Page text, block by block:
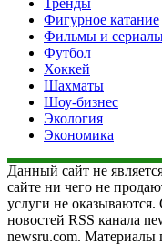
Фигурное катание
Фильмы и
Футбол
Хоккей
Шахматы
Шоу-бизнес
Экология
Экономика
Данный сайт не
сайте ни чего не
услуги не оказываются.
новостей RSS канала
newsru.com. Материалы